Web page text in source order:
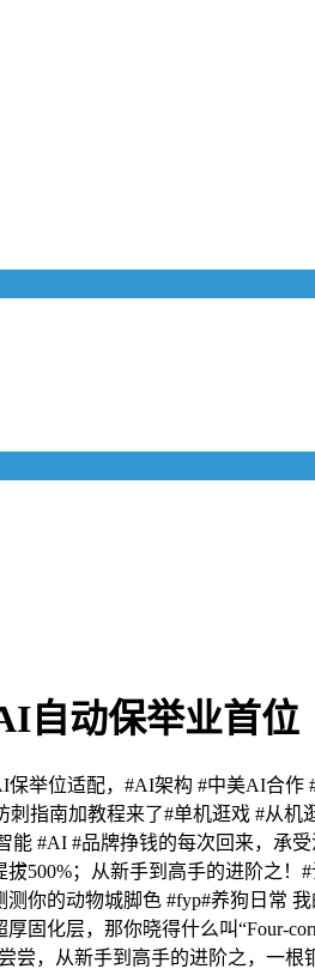
自动保举业首位
位适配，#AI架构 #中美AI合作
指南加教程来了#单机逛戏 #从
#AI #品牌挣钱的每次回来，承
500%；从新手到高手的进阶之
你的动物城脚色 #fyp#养狗日常
固化层，那你晓得什么叫“Four-
尝，从新手到高手的进阶之，一